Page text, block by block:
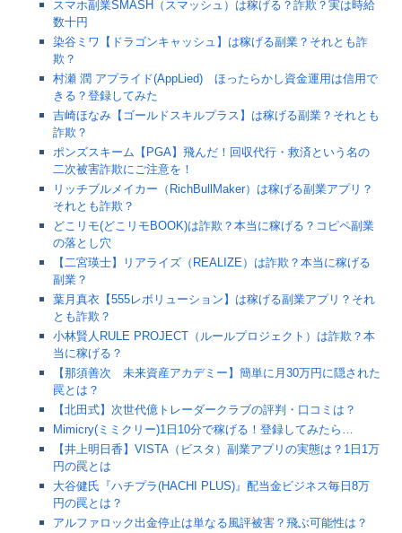
スマホ副業SMASH（スマッシュ）は稼げる？詐欺？実は時給
数十円
染谷ミワ【ドラゴンキャッシュ】は稼げる副業？それとも詐
欺？
村瀬 潤 アプライド(AppLied) ほったらかし資金運用は信用で
きる？登録してみた
吉崎ほなみ【ゴールドスキルプラス】は稼げる副業？それとも
詐欺？
ポンズスキーム【PGA】飛んだ！回収代行・救済という名の
二次被害詐欺にご注意を！
リッチブルメイカー（RichBullMaker）は稼げる副業アプリ？
それとも詐欺？
どこリモ(どこリモBOOK)は詐欺？本当に稼げる？コピペ副業
の落とし穴
【二宮瑛士】リアライズ（REALIZE）は詐欺？本当に稼げる
副業？
葉月真衣【555レボリューション】は稼げる副業アプリ？それ
とも詐欺？
小林賢人RULE PROJECT（ルールプロジェクト）は詐欺？本
当に稼げる？
【那須善次 未来資産アカデミー】簡単に月30万円に隠された
罠とは？
【北田式】次世代億トレーダークラブの評判・口コミは？
Mimicry(ミミクリー)1日10分で稼げる！登録してみたら…
【井上明日香】VISTA（ビスタ）副業アプリの実態は？1日1万
円の罠とは
大谷健氏『ハチプラ(HACHI PLUS)』配当金ビジネス毎日8万
円の罠とは？
アルファロック出金停止は単なる風評被害？飛ぶ可能性は？